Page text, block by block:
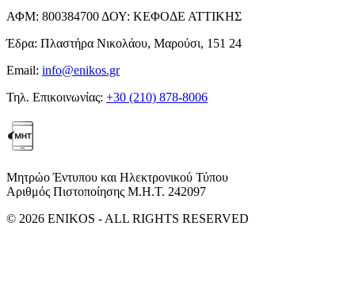
ΑΦΜ: 800384700 ΔΟΥ: ΚΕΦΟΔΕ ΑΤΤΙΚΗΣ
Έδρα: Πλαστήρα Νικολάου, Μαρούσι, 151 24
Email: info@enikos.gr
Τηλ. Επικοινωνίας: +30 (210) 878-8006
Μητρώο Έντυπου και Ηλεκτρονικού Τύπου
Αριθμός Πιστοποίησης Μ.Η.Τ. 242097
© 2026 ENIKOS - ALL RIGHTS RESERVED